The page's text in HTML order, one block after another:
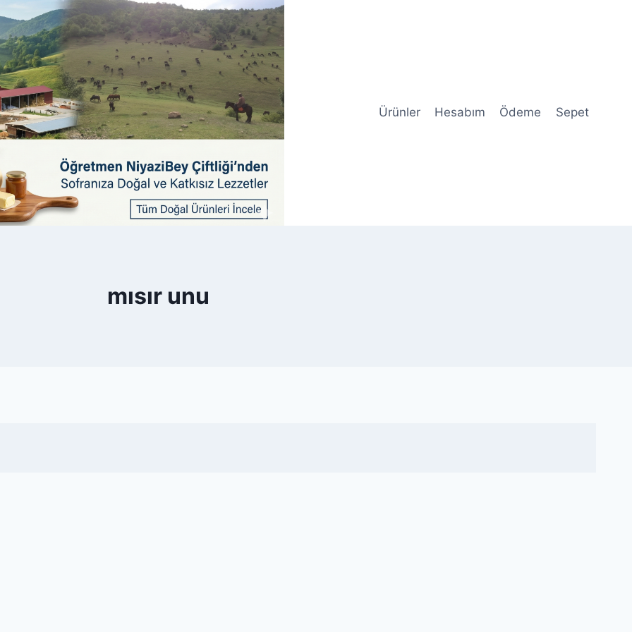
Ürünler Hesabım Ödeme Sepet
mısır unu